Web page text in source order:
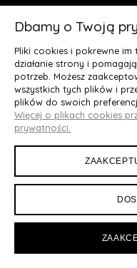
Maxsote
Sklep
Dbamy o Twoją
Pliki cookies i pokrewne
działanie strony i
potrzeb. Możesz
wszystkich tych plików i
plików do swoich
Więcej o plikach cookies
prywatności.